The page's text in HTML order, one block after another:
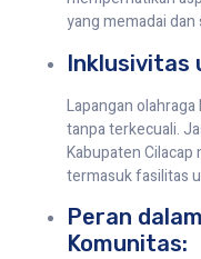
yang memadai
Inklusivitas
Lapangan
tanpa terkecuali.
Kabupaten
termasuk fasilitas
Peran
Komunitas: